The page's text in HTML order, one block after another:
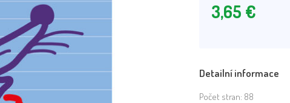
3,65 €
Detailní informace
Počet stran: 88